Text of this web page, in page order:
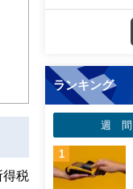
得税
ランキング
週 間